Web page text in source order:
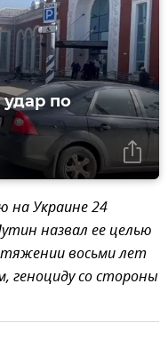
по
на Украине 24
назвал ее целью
восьми лет
геноциду со стороны